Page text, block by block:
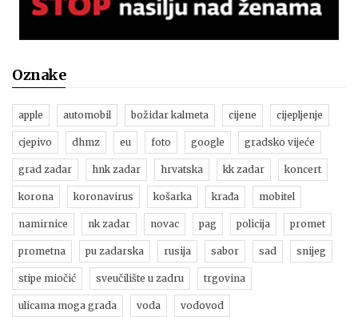
Oznake
apple automobil božidar kalmeta cijene cijepljenje
cjepivo dhmz eu foto google gradsko vijeće
grad zadar hnk zadar hrvatska kk zadar koncert
korona koronavirus košarka krađa mobitel
namirnice nk zadar novac pag policija promet
prometna pu zadarska rusija sabor sad snijeg
stipe miočić sveučilište u zadru trgovina
ulicama moga grada voda vodovod